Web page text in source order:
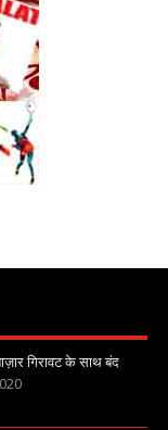
गिरावट के साथ बंद